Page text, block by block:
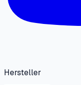
Hersteller